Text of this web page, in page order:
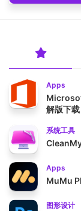
Apps
解版下载
系统工具
Apps
MuMu
图形设计